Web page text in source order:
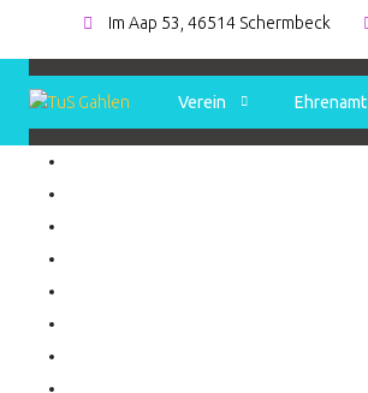
Im Aap 53, 46514 Schermbeck
Verein Ehrenamt